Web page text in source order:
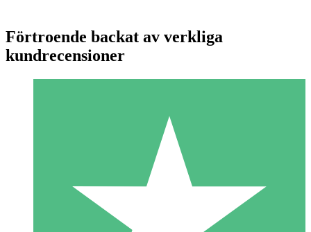
Individuella Kreditpaket
Betala per användning med nedladdningskrediter. Inget
Förtroende backat av verkliga
kundrecensioner